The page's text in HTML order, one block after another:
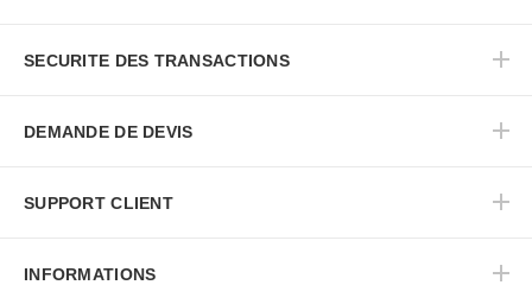
SECURITE DES TRANSACTIONS
DEMANDE DE DEVIS
SUPPORT CLIENT
INFORMATIONS